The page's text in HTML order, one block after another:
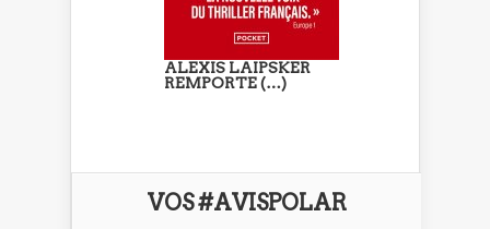
ALEXIS LAIPSKER
REMPORTE (…)
VOS #AVISPOLAR